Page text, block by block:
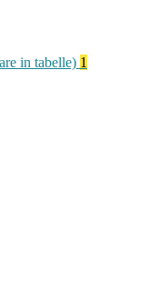
in tabelle) 1